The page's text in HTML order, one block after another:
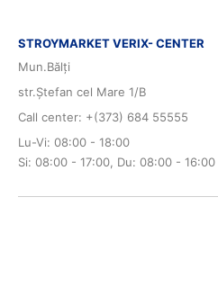
STROYMARKET VERIX- CENTER
Mun.Bălți
str.Ștefan cel Mare 1/B
Call center: +(373) 684 55555
Lu-Vi: 08:00 - 18:00
Si: 08:00 - 17:00, Du: 08:00 - 16:00